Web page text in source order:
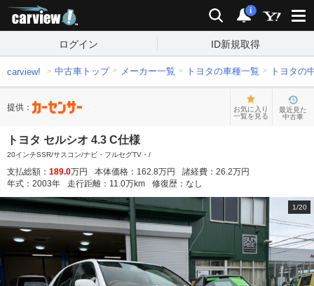
検索 通知
i
ログイン ID新規取得
carview! 中古車トップ メーカー一覧 トヨタの車種一覧 トヨタの
提供：
お気に入り
一覧を見る
最近見た
中古車
トヨタ セルシオ 4.3 C仕様
20インチSSR/サスコン/ナビ・フルセグTV・/
支払総額： 189.0万円 本体価格： 162.8万円 諸経費： 26.2万円
年式： 2003年 走行距離： 11.0万km 修復歴： なし
1/20